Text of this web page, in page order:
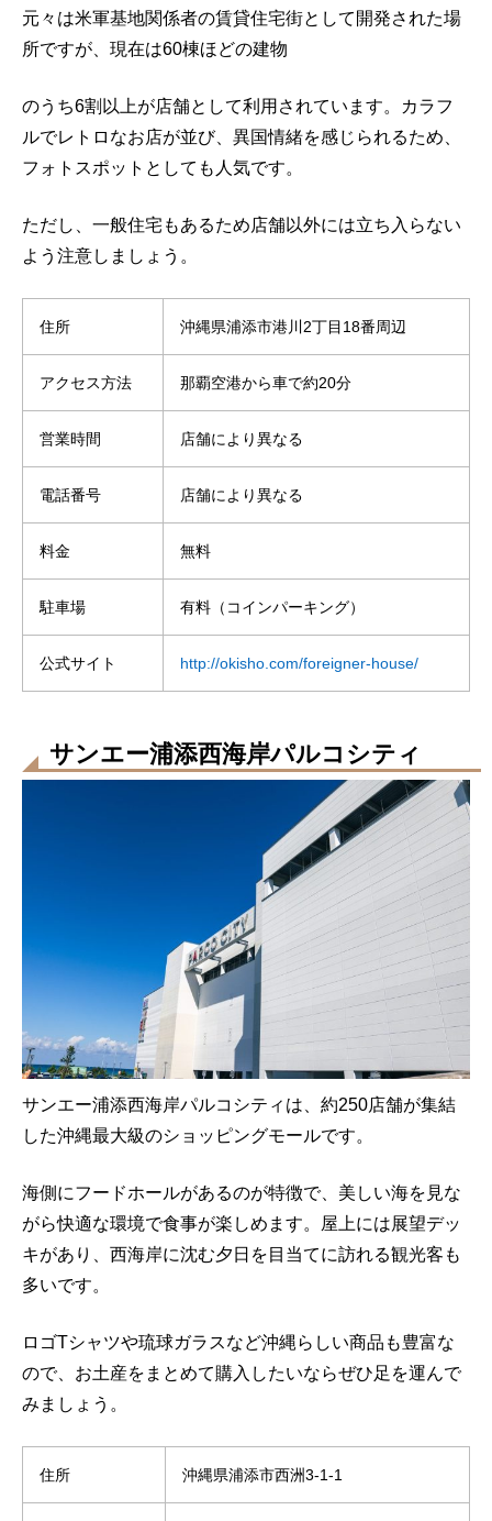
元々は米軍基地関係者の賃貸住宅街として開発された場
所ですが、現在は60棟ほどの建物
のうち6割以上が店舗として利用されています。カラフ
ルでレトロなお店が並び、異国情緒を感じられるため、
フォトスポットとしても人気です。
ただし、一般住宅もあるため店舗以外には立ち入らない
よう注意しましょう。
住所 沖縄県浦添市港川2丁目18番周辺
アクセス方法 那覇空港から車で約20分
営業時間 店舗により異なる
電話番号 店舗により異なる
料金 無料
駐車場 有料（コインパーキング）
公式サイト http://okisho.com/foreigner-house/
サンエー浦添西海岸パルコシティ
サンエー浦添西海岸パルコシティは、約250店舗が集結
した沖縄最大級のショッピングモールです。
海側にフードホールがあるのが特徴で、美しい海を見な
がら快適な環境で食事が楽しめます。屋上には展望デッ
キがあり、西海岸に沈む夕日を目当てに訪れる観光客も
多いです。
ロゴTシャツや琉球ガラスなど沖縄らしい商品も豊富な
ので、お土産をまとめて購入したいならぜひ足を運んで
みましょう。
住所 沖縄県浦添市西洲3-1-1